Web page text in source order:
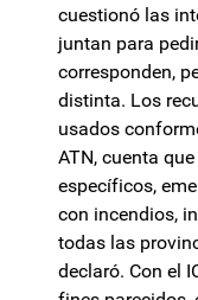
cuestionó las
juntan para
corresponden,
distinta. Los
usados
ATN, cuenta
específicos,
con incendios,
todas las
declaró. Con el